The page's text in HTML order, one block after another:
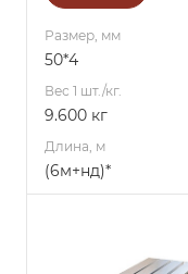
Размер, мм
50*4
Вес 1 шт./кг.
9.600 кг
Длина, м
(6м+нд)*